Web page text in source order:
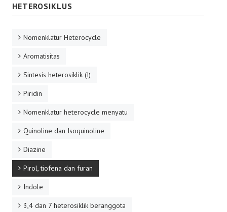
HETEROSIKLUS
Nomenklatur Heterocycle
Aromatisitas
Sintesis heterosiklik (I)
Piridin
Nomenklatur heterocycle menyatu
Quinoline dan Isoquinoline
Diazine
Pirol, tiofena dan furan
Indole
3,4 dan 7 heterosiklik beranggota